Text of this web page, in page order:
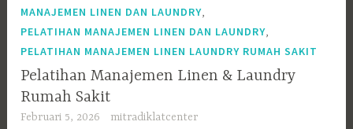
MANAJEMEN LINEN DAN LAUNDRY
PELATIHAN MANAJEMEN LINEN DAN LAUNDRY
PELATIHAN MANAJEMEN LINEN LAUNDRY RUMAH SAKIT
Pelatihan Manajemen Linen & Laundry
Rumah Sakit
Februari 5, 2026 mitradiklatcenter